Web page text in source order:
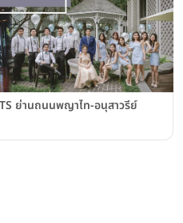
ย่านถนนพญาไท-อนุสาวรีย์